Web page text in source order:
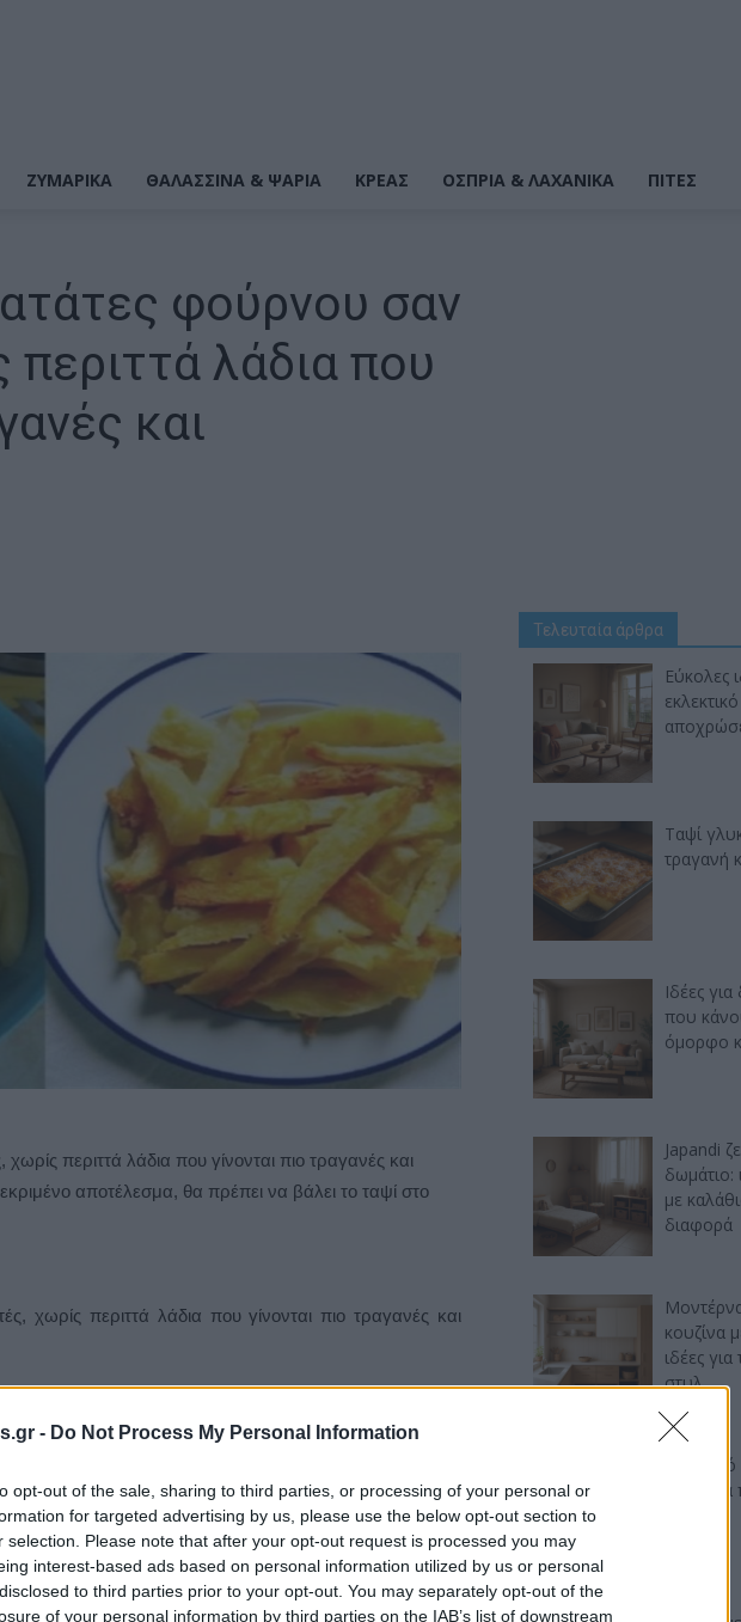
- Do Not Process My Personal Information
opt-out of the sale, sharing to third parties, or processing of your personal or
for targeted advertising by us, please use the below opt-out section to
selection. Please note that after your opt-out request is processed you may
interest-based ads based on personal information utilized by us or personal
to third parties prior to your opt-out. You may separately opt-out of the
of your personal information by third parties on the IAB’s list of downstream
ΖΥΜΑΡΙΚΆ ΘΑΛΑΣΣΙΝΆ & ΨΆΡΙΑ ΚΡΕΑΣ ΌΣΠΡΙΑ & ΛΑΧΑΝΙΚΆ ΠΙΤΕΣ
φούρνου σαν
περιττά λάδια που
και
περιττά λάδια που γίνονται πιο τραγανές και
αποτέλεσμα, θα πρέπει να βάλει το ταψί στο
χωρίς περιττά λάδια που γίνονται πιο τραγανές και
θα πρέπει να βάλει το ταψί στο φούρνο,
βέβαιο είναι πως από το συγκεκριμένο αποτέλεσμα θα
Τα οφέλη της υγείας από τηνπατάτα
Τελευταία άρθρα
Εύκολες
Ταψί
τραγανή
Ιδέες
που
όμορφο
Japandi
δωμάτιο:
με
διαφορά
κουζίνα
ιδέες
στυλ
μήλο για